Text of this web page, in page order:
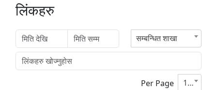
लिंकहरु
सम्बन्धित शाखा
Per Page
10